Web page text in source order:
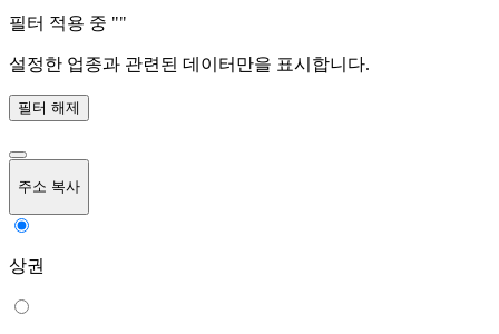
필터 적용 중 ""
설정한 업종과 관련된 데이터만을 표시합니다.
필터 해제
주소 복사
상권